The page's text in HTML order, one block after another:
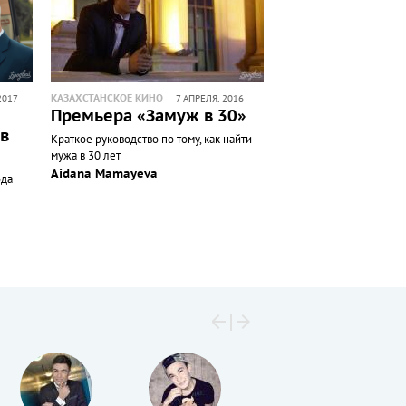
КАЗАХСТАНСКОЕ КИНО 7 АПРЕЛЯ, 2016
Премьера «Замуж в 30»
Краткое руководство по тому, как найти
мужа в 30 лет
Aidana Mamayeva